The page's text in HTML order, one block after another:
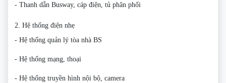
- Thanh dẫn Busway, cáp điện, tủ phân phối
2. Hệ thống điện nhẹ
- Hệ thống quản lý tòa nhà BS
- Hệ thống mạng, thoại
- Hệ thống truyền hình nội bộ, camera